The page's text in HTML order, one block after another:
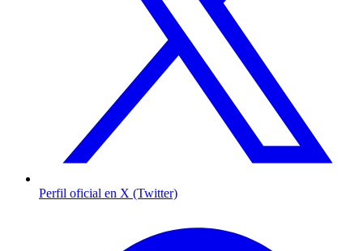
Perfil oficial en X (Twitter)